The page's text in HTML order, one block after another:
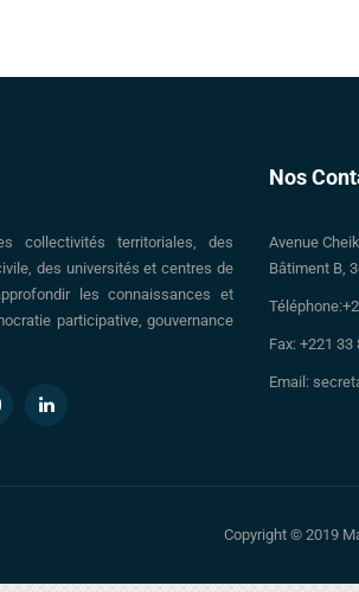
collectivités territoriales, des
des universités et centres de
les connaissances et
participative, gouvernance
Nos
Avenue
Bâtiment B,
Fax: +221 33
Email:
Copyright © 2019